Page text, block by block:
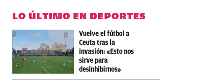
LO ÚLTIMO EN DEPORTES
Vuelve el fútbol a
Ceuta tras la
invasión: «Esto nos
sirve para
desinhibirnos»